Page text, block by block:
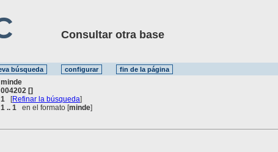
Consultar otra base
minde
004202 []
1 [Refinar la búsqueda]
1 .. 1 en el formato [minde]